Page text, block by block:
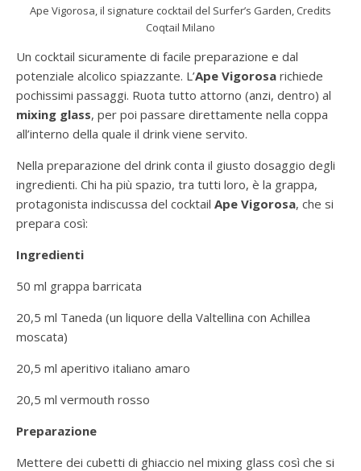
Ape Vigorosa, il signature cocktail del Surfer’s Garden, Credits
Coqtail Milano
Un cocktail sicuramente di facile preparazione e dal
potenziale alcolico spiazzante. L’Ape Vigorosa richiede
pochissimi passaggi. Ruota tutto attorno (anzi, dentro) al
mixing glass, per poi passare direttamente nella coppa
all’interno della quale il drink viene servito.
Nella preparazione del drink conta il giusto dosaggio degli
ingredienti. Chi ha più spazio, tra tutti loro, è la grappa,
protagonista indiscussa del cocktail Ape Vigorosa, che si
prepara così:
Ingredienti
50 ml grappa barricata
20,5 ml Taneda (un liquore della Valtellina con Achillea
moscata)
20,5 ml aperitivo italiano amaro
20,5 ml vermouth rosso
Preparazione
Mettere dei cubetti di ghiaccio nel mixing glass così che si